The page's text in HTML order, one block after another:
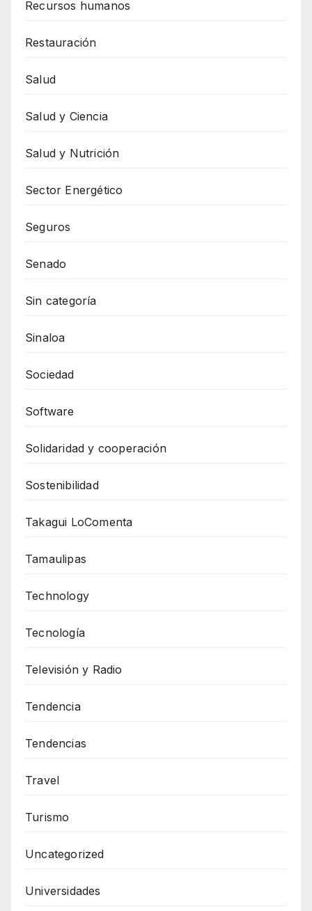
Recursos humanos
Restauración
Salud
Salud y Ciencia
Salud y Nutrición
Sector Energético
Seguros
Senado
Sin categoría
Sinaloa
Sociedad
Software
Solidaridad y cooperación
Sostenibilidad
Takagui LoComenta
Tamaulipas
Technology
Tecnología
Televisión y Radio
Tendencia
Tendencias
Travel
Turismo
Uncategorized
Universidades